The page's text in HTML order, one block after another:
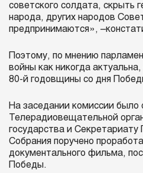
советского солдата, скрыть
народа, других народов
предпринимаются»,
Поэтому, по мнению
войны как никогда
80-й годовщины со дня
На заседании комиссии было
Телерадиовещательной
государства и Секретариату
Собрания поручено
документального фильма,
Победы.